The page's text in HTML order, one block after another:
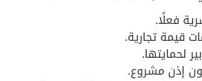
فعلًا.
قيمة تجارية.
لحمايتها.
إذن مشروع.